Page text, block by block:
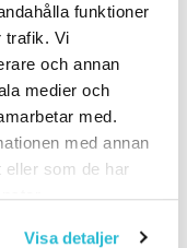
funktioner
trafik. Vi
och annan
medier och
med.
med annan
eller som de har
Visa detaljer